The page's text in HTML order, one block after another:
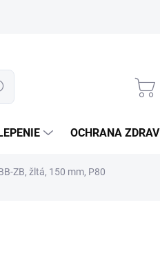
OCHRANA
ZB, žltá, 150 mm, P80